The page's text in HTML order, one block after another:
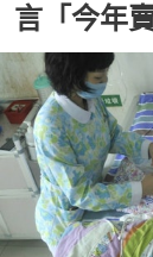
言「今年